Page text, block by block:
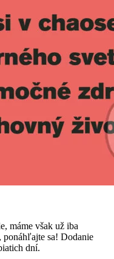
máme však už iba
sa! Dodanie
dní.